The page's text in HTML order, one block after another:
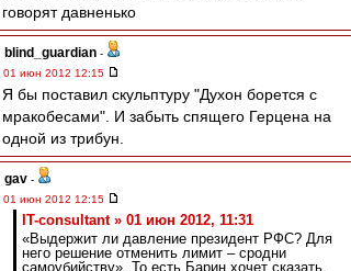
говорят давненько
blind_guardian -
01 июн 2012 12:15
Я бы поставил скульптуру "Духон борется с
мракобесами". И забыть спящего Герцена на
одной из трибун.
gav -
01 июн 2012 12:15
IT-consultant » 01 июн 2012, 11:31
«Выдержит ли давление президент РФС? Для
него решение отменить лимит – сродни
самоубийству». То есть Барин хочет сказать,